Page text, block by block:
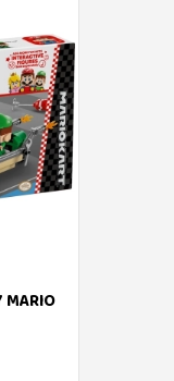
MARIO